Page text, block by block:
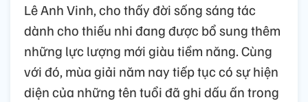
Lê Anh Vinh, cho thấy đời sống sáng tác
dành cho thiếu nhi đang được bổ sung thêm
những lực lượng mới giàu tiềm năng. Cùng
với đó, mùa giải năm nay tiếp tục có sự hiện
diện của những tên tuổi đã ghi dấu ấn trong